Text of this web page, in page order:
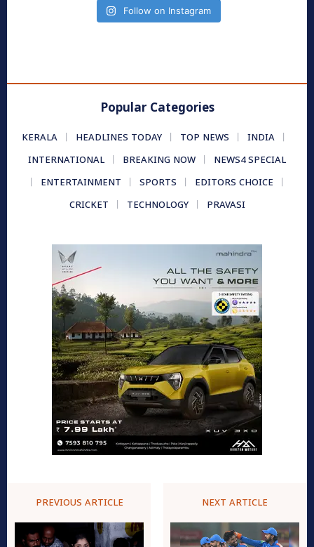
Follow on Instagram
Popular Categories
KERALA HEADLINES TODAY TOP NEWS
INDIA
INTERNATIONAL
BREAKING NOW
NEWS4 SPECIAL
ENTERTAINMENT
SPORTS
EDITORS CHOICE
CRICKET
TECHNOLOGY PRAVASI
PREVIOUS ARTICLE NEXT ARTICLE